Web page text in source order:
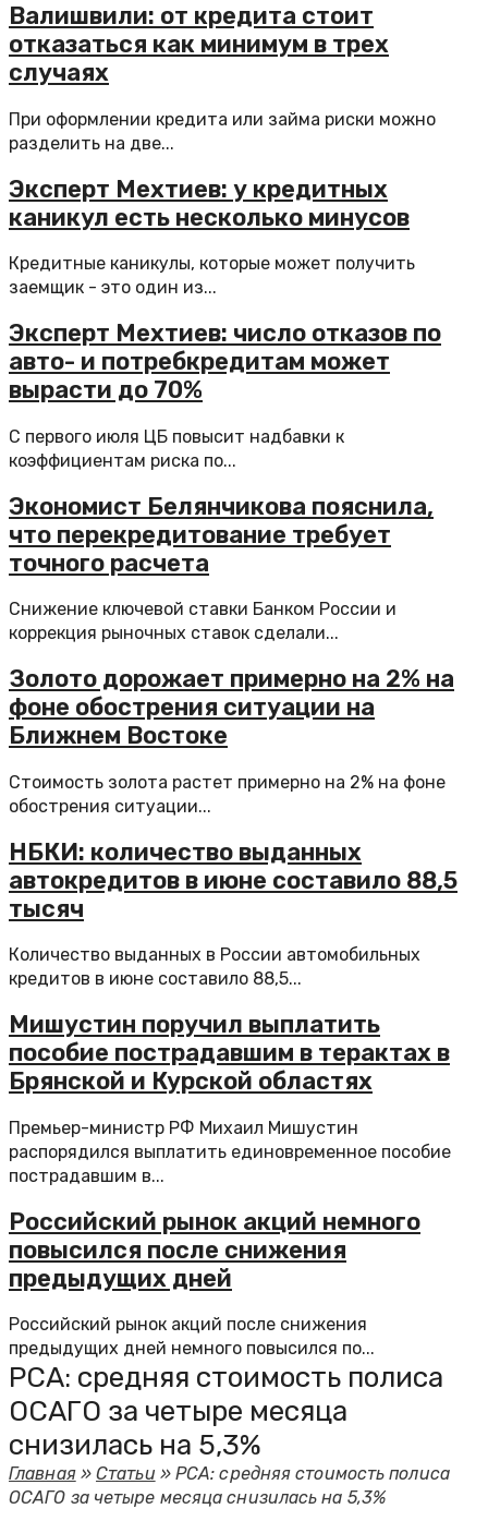
Валишвили: от кредита стоит
отказаться как минимум в трех
случаях
При оформлении кредита или займа риски можно
разделить на две...
Эксперт Мехтиев: у кредитных
каникул есть несколько минусов
Кредитные каникулы, которые может получить
заемщик - это один из...
Эксперт Мехтиев: число отказов по
авто- и потребкредитам может
вырасти до 70%
С первого июля ЦБ повысит надбавки к
коэффициентам риска по...
Экономист Белянчикова пояснила,
что перекредитование требует
точного расчета
Снижение ключевой ставки Банком России и
коррекция рыночных ставок сделали...
Золото дорожает примерно на 2% на
фоне обострения ситуации на
Ближнем Востоке
Стоимость золота растет примерно на 2% на фоне
обострения ситуации...
НБКИ: количество выданных
автокредитов в июне составило 88,5
тысяч
Количество выданных в России автомобильных
кредитов в июне составило 88,5...
Мишустин поручил выплатить
пособие пострадавшим в терактах в
Брянской и Курской областях
Премьер-министр РФ Михаил Мишустин
распорядился выплатить единовременное пособие
пострадавшим в...
Российский рынок акций немного
повысился после снижения
предыдущих дней
Российский рынок акций после снижения
предыдущих дней немного повысился по...
РСА: средняя стоимость полиса
ОСАГО за четыре месяца
снизилась на 5,3%
Главная»Статьи » РСА: средняя стоимость полиса
ОСАГО за четыре месяца снизилась на 5,3%